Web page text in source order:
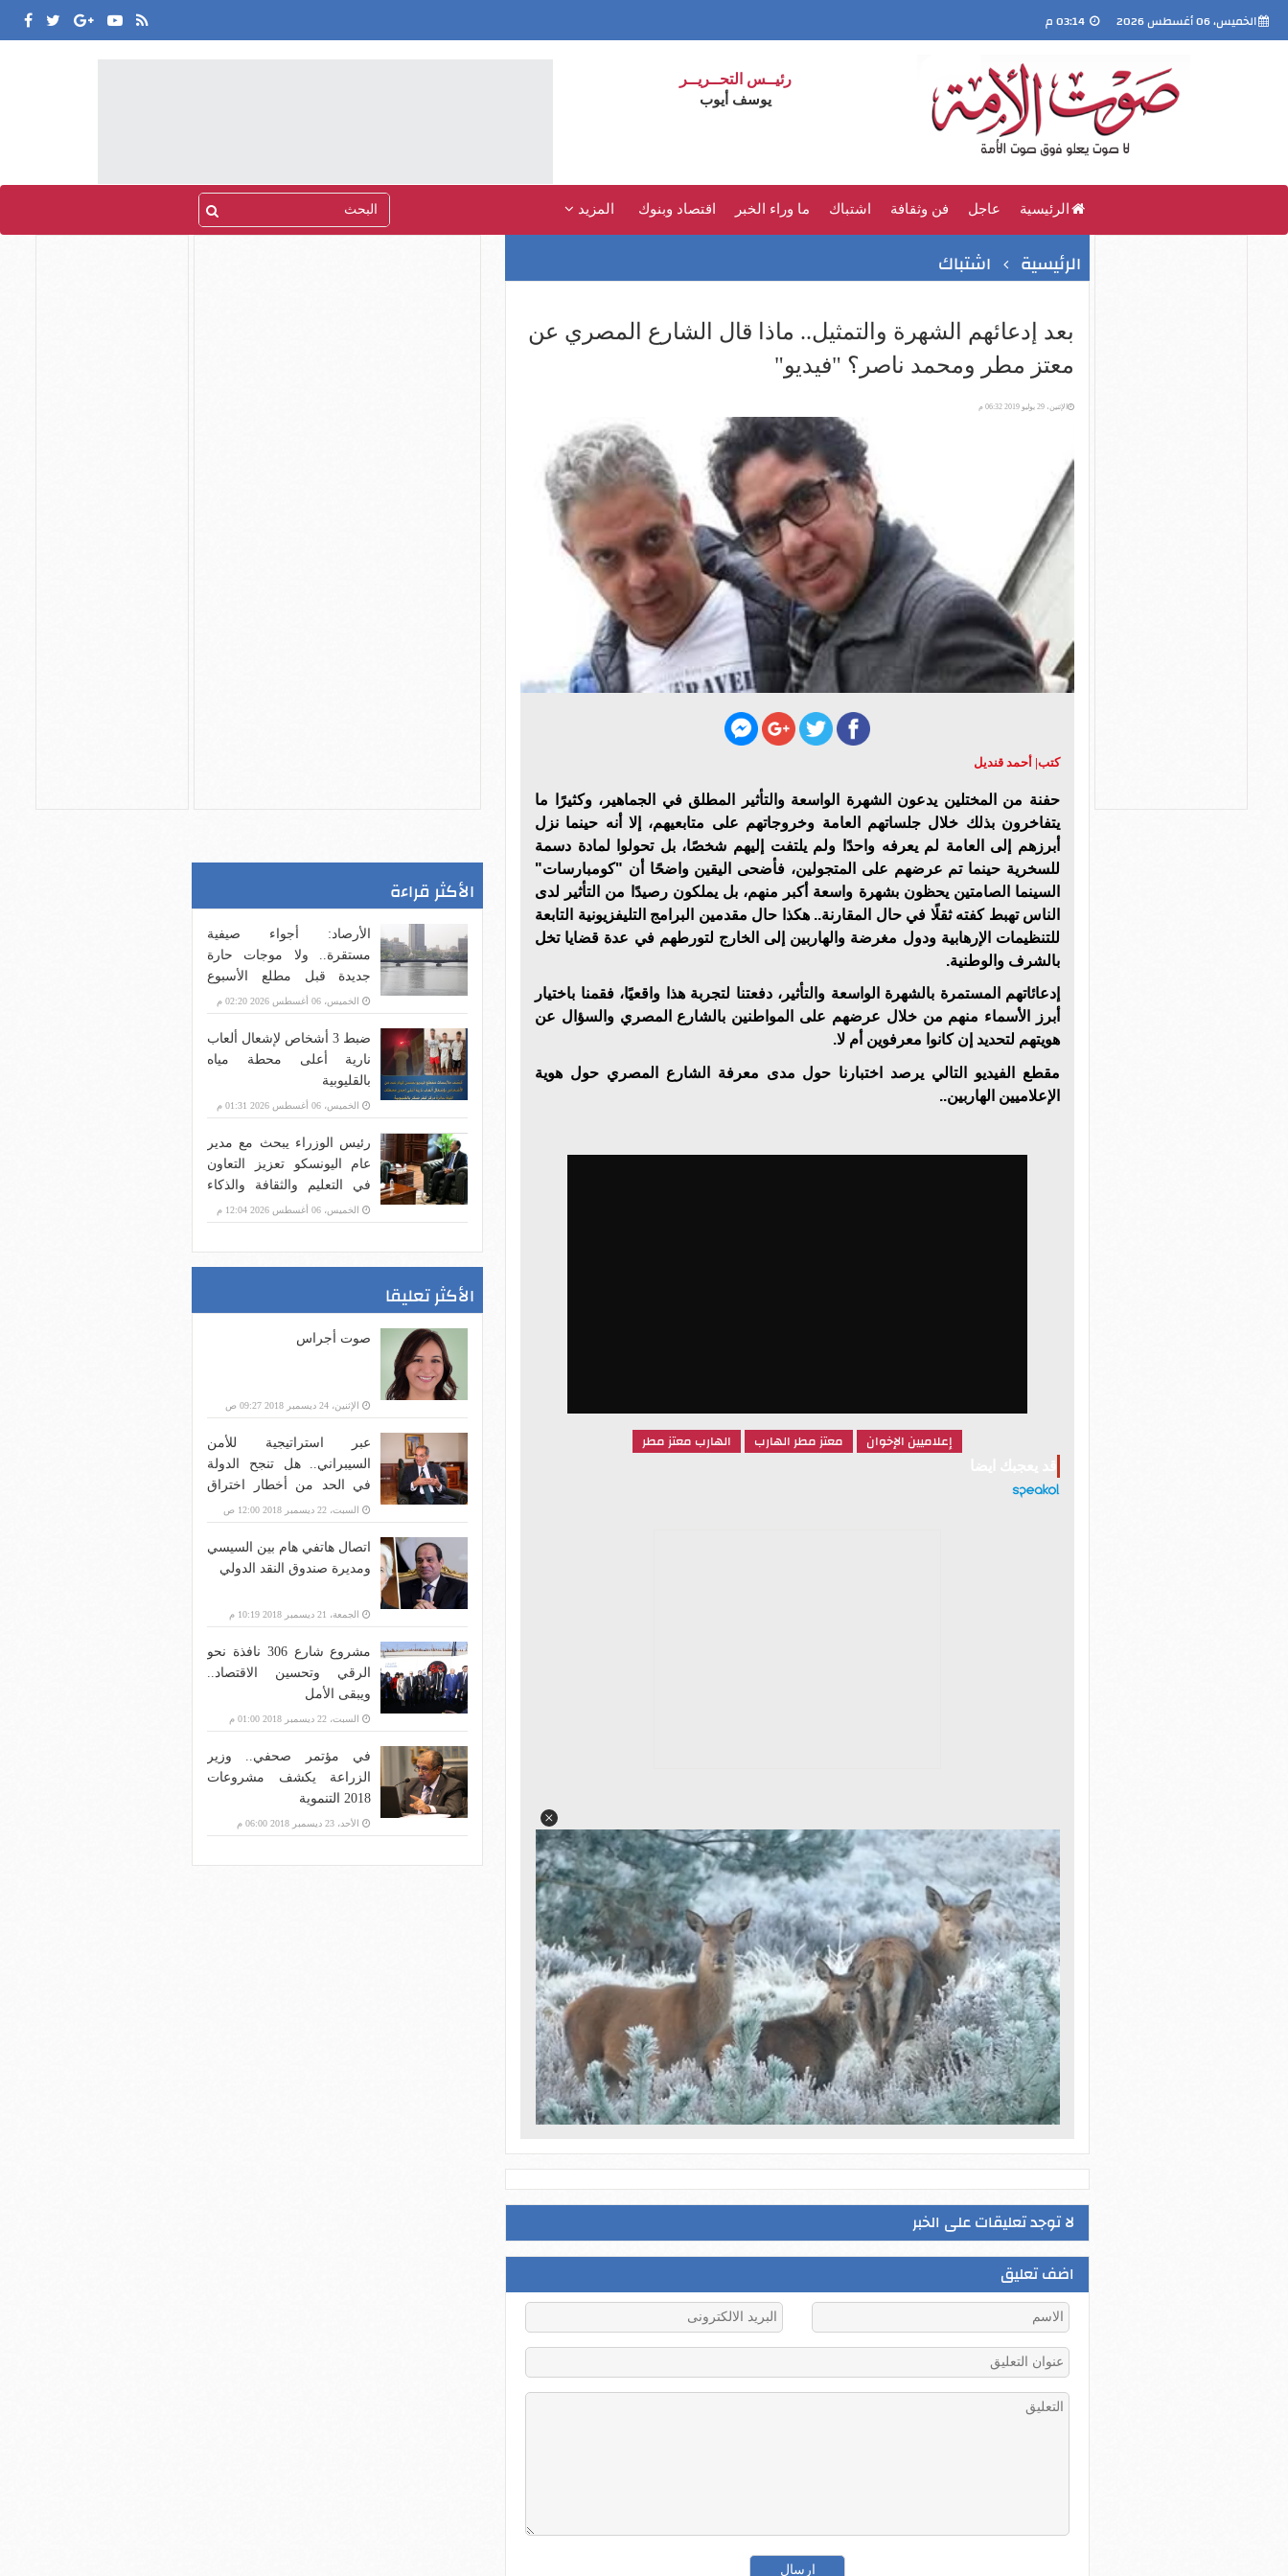
الخميس، 06 أغسطس 2026
رئيــس التحــريــر
يوسف أيوب
الرئيسية عاجل فن وثقافة اشتباك ما وراء الخبر اقتصاد وبنوك المزيد
الرئيسية اشتباك
بعد إدعائهم الشهرة والتمثيل.. ماذا قال الشارع المصري عن
معتز مطر ومحمد ناصر؟ "فيديو"
الإثنين، 29 يوليو 2019 06:32 م
كتب| أحمد قنديل
حفنة من المختلين يدعون الشهرة الواسعة والتأثير المطلق في الجماهير، وكثيرًا ما
يتفاخرون بذلك خلال جلساتهم العامة وخروجاتهم على متابعيهم، إلا أنه حينما نزل
أبرزهم إلى العامة لم يعرفه واحدًا ولم يلتفت إليهم شخصًا، بل تحولوا لمادة دسمة
للسخرية حينما تم عرضهم على المتجولين، فأضحى اليقين واضحًا أن "كومبارسات"
السينما الصامتين يحظون بشهرة واسعة أكبر منهم، بل يملكون رصيدًا من التأثير لدى
الناس تهبط كفته ثقلًا في حال المقارنة.. هكذا حال مقدمين البرامج التليفزيونية التابعة
للتنظيمات الإرهابية ودول مغرضة والهاربين إلى الخارج لتورطهم في عدة قضايا تخل
بالشرف والوطنية.
إدعائاتهم المستمرة بالشهرة الواسعة والتأثير، دفعتنا لتجربة هذا واقعيًا، فقمنا باختيار
أبرز الأسماء منهم من خلال عرضهم على المواطنين بالشارع المصري والسؤال عن
هويتهم لتحديد إن كانوا معرفوين أم لا.
مقطع الفيديو التالي يرصد اختبارنا حول مدى معرفة الشارع المصري حول هوية
الإعلاميين الهاربين..
إعلاميين الإخوان معتز مطر الهارب الهارب معتز مطر
لا توجد تعليقات على الخبر
اضف تعليق
الأكثر قراءة
الأرصاد: أجواء صيفية
مستقرة.. ولا موجات حارة
جديدة قبل مطلع الأسبوع
المقبل
الخميس، 06 أغسطس 2026 02:20 م
ضبط 3 أشخاص لإشعال ألعاب
نارية أعلى محطة مياه
بالقليوبية
الخميس، 06 أغسطس 2026 01:31 م
رئيس الوزراء يبحث مع مدير
عام اليونسكو تعزيز التعاون
في التعليم والثقافة والذكاء
الاصطناعي
الخميس، 06 أغسطس 2026 12:04 م
الأكثر تعليقا
صوت أجراس
الإثنين، 24 ديسمبر 2018 09:27 ص
عبر استراتيجية للأمن
السيبراني.. هل تنجح الدولة
في الحد من أخطار اختراق
بنية الاتصالات؟
السبت، 22 ديسمبر 2018 12:00 ص
اتصال هاتفي هام بين السيسي
ومديرة صندوق النقد الدولي
الجمعة، 21 ديسمبر 2018 10:19 م
مشروع شارع 306 نافذة نحو
الرقي وتحسين الاقتصاد..
ويبقى الأمل
السبت، 22 ديسمبر 2018 01:00 م
في مؤتمر صحفي.. وزير
الزراعة يكشف مشروعات
2018 التنموية
الأحد، 23 ديسمبر 2018 06:00 م